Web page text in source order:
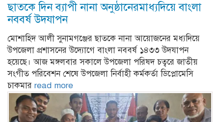
ছাতকে দিন ব্যাপী নানা অনুষ্ঠানেরমাধ্যদিয়ে বাংলা
নববর্ষ উদযাপন
মোশাহিদ আলী সুনামগঞ্জের ছাতকে নানা আয়োজনের মধ্যদিয়ে
উপজেলা প্রশাসনের উদ্যোগে বাংলা নববর্ষ ১৪৩৩ উদযাপন
হয়েছে। আজ মঙ্গলবার সকালে উপজেলা পরিষদ চত্বরে জাতীয়
সংগীত পরিবেশন শেষে উপজেলা নির্বাহী কর্মকর্তা ডিপ্লোমেসি
চাকমার read more